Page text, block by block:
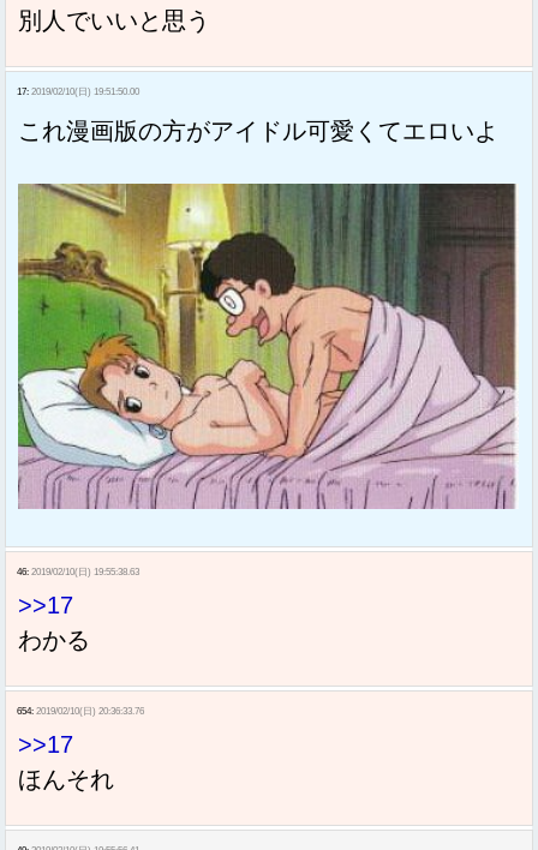
別人でいいと思う
17: 2019/02/10(日) 19:51:50.00
これ漫画版の方がアイドル可愛くてエロいよ
46: 2019/02/10(日) 19:55:38.63
>>17
わかる
654: 2019/02/10(日) 20:36:33.76
>>17
ほんそれ